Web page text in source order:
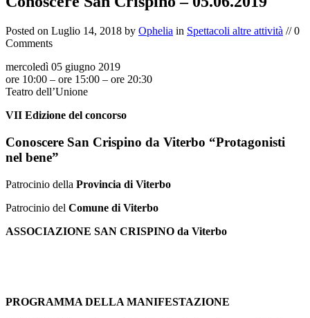
Posted on Luglio 14, 2018 by Ophelia in Spettacoli altre attività // 0
Comments
mercoledì 05 giugno 2019
ore 10:00 – ore 15:00 – ore 20:30
Teatro dell’Unione
VII Edizione del concorso
Conoscere San Crispino da Viterbo “Protagonisti
nel bene”
Patrocinio della Provincia di Viterbo
Patrocinio del Comune di Viterbo
ASSOCIAZIONE SAN CRISPINO da Viterbo
PROGRAMMA DELLA MANIFESTAZIONE